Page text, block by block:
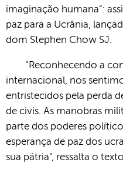
imaginação humana":
paz para a Ucrânia,
dom Stephen Chow SJ.
"Reconhecendo a
internacional, nos
entristecidos pela perda
de civis. As manobras
parte dos poderes
esperança de paz dos
sua pátria", ressalta o